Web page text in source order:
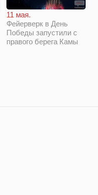
11 мая.
Фейерверк в День
Победы запустили с
правого берега Камы